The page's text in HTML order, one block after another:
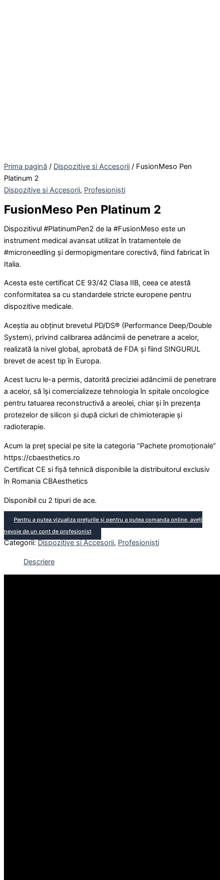
Prima pagină / Dispozitive si Accesorii / FusionMeso Pen
Platinum 2
Dispozitive si Accesorii, Profesioniști
FusionMeso Pen Platinum 2
Dispozitivul #PlatinumPen2 de la #FusionMeso este un
instrument medical avansat utilizat în tratamentele de
#microneedling și dermopigmentare corectivă, fiind fabricat în
Italia.
Acesta este certificat CE 93/42 Clasa IIB, ceea ce atestă
conformitatea sa cu standardele stricte europene pentru
dispozitive medicale.
Aceștia au obținut brevetul PD/DS® (Performance Deep/Double
System), privind calibrarea adâncimii de penetrare a acelor,
realizată la nivel global, aprobată de FDA și fiind SINGURUL
brevet de acest tip în Europa.
Acest lucru le-a permis, datorită preciziei adâncimii de penetrare
a acelor, să își comercializeze tehnologia în spitale oncologice
pentru tatuarea reconstructivă a areolei, chiar și în prezența
protezelor de silicon și după cicluri de chimioterapie și
radioterapie.
Acum la preț special pe site la categoria “Pachete promoționale”
https://cbaesthetics.ro
Certificat CE si fișă tehnică disponibile la distribuitorul exclusiv
în Romania CBAesthetics
Disponibil cu 2 tipuri de ace.
Pentru a putea vizualiza prețurile și pentru a putea comanda online, aveți
nevoie de un cont de profesionist
Categorii:Dispozitive si Accesorii, Profesioniști
Descriere